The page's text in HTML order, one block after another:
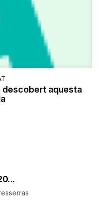
descobert aquesta